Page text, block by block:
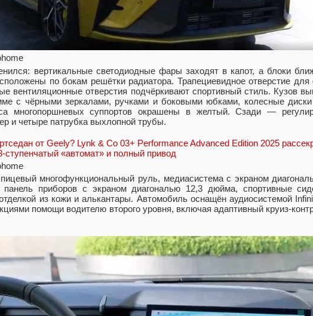
вертикальные светодиодные фары заходят в капот, а блоки
по бокам решётки радиатора. Трапециевидное отверстие для
вентиляционные отверстия подчёркивают спортивный стиль. Кузов
с чёрными зеркалами, ручками и боковыми юбками, колесные
многопоршневых суппортов окрашены в желтый. Сзади —
и четыре патрубка выхлопной трубы.
многофункциональный руль, медиасистема с экраном
приборов с экраном диагональю 12,3 дюйма, спортивные
из кожи и алькантары. Автомобиль оснащён аудиосистемой
помощи водителю второго уровня, включая адаптивный круиз-